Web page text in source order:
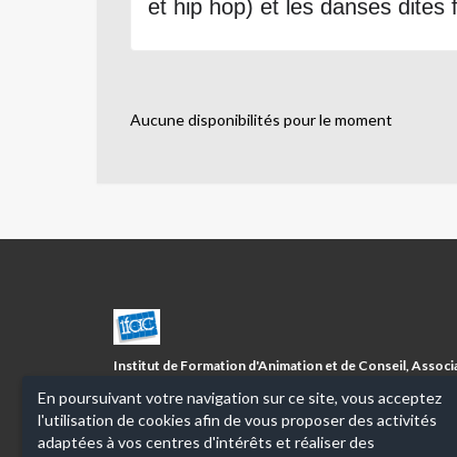
et hip hop) et les danses dites
Aucune disponibilités pour le moment
CENTRE
SOCIAL
FISSIAUX/5
Institut de Formation d'Animation et de Conseil,
En poursuivant votre navigation sur ce site, vous acceptez
l'utilisation de cookies afin de vous proposer des activités
adaptées à vos centres d'intérêts et réaliser des